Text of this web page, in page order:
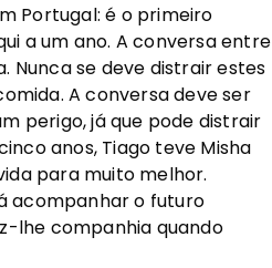
Portugal: é o primeiro
a um ano. A conversa entre
Nunca se deve distrair estes
A conversa deve ser
perigo, já que pode distrair
anos, Tiago teve Misha
para muito melhor.
acompanhar o futuro
lhe companhia quando